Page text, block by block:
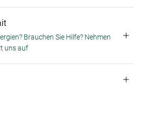
Brauchen Sie Hilfe? Nehmen
uns auf